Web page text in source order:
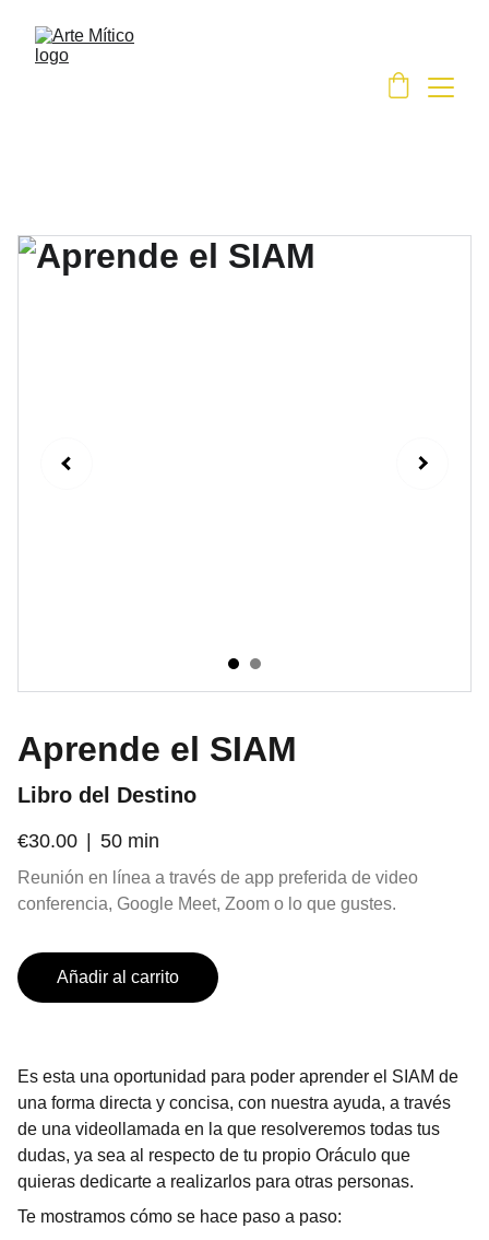
Aprende el SIAM
Libro del Destino
€30.00 50 min
Reunión en línea a través de app preferida de video
conferencia, Google Meet, Zoom o lo que gustes.
Añadir al carrito
Es esta una oportunidad para poder aprender el SIAM de
una forma directa y concisa, con nuestra ayuda, a través
de una videollamada en la que resolveremos todas tus
dudas, ya sea al respecto de tu propio Oráculo que
quieras dedicarte a realizarlos para otras personas.
Te mostramos cómo se hace paso a paso: